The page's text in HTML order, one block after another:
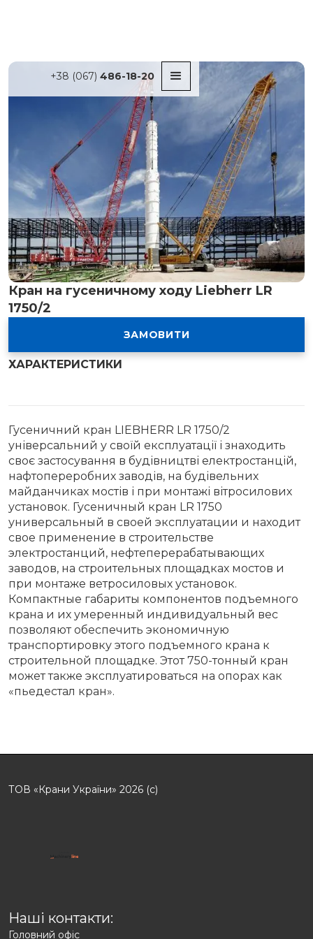
+38 (067) 486-18-20
Кран на гусеничному ходу Liebherr LR
1750/2
ЗАМОВИТИ
ХАРАКТЕРИСТИКИ
Гусеничний кран LIEBHERR LR 1750/2
універсальний у своїй експлуатації і знаходить
своє застосування в будівництві електростанцій,
нафтопереробних заводів, на будівельних
майданчиках мостів і при монтажі вітросилових
установок. Гусеничный кран LR 1750
универсальный в своей эксплуатации и находит
свое применение в строительстве
электростанций, нефтеперерабатывающих
заводов, на строительных площадках мостов и
при монтаже ветросиловых установок.
Компактные габариты компонентов подъемного
крана и их умеренный индивидуальный вес
позволяют обеспечить экономичную
транспортировку этого подъемного крана к
строительной площадке. Этот 750-тонный кран
может также эксплуатироваться на опорах как
«пьедестал кран».
ТОВ «Крани України» 2026 (с)
Наші контакти:
Головний офіс